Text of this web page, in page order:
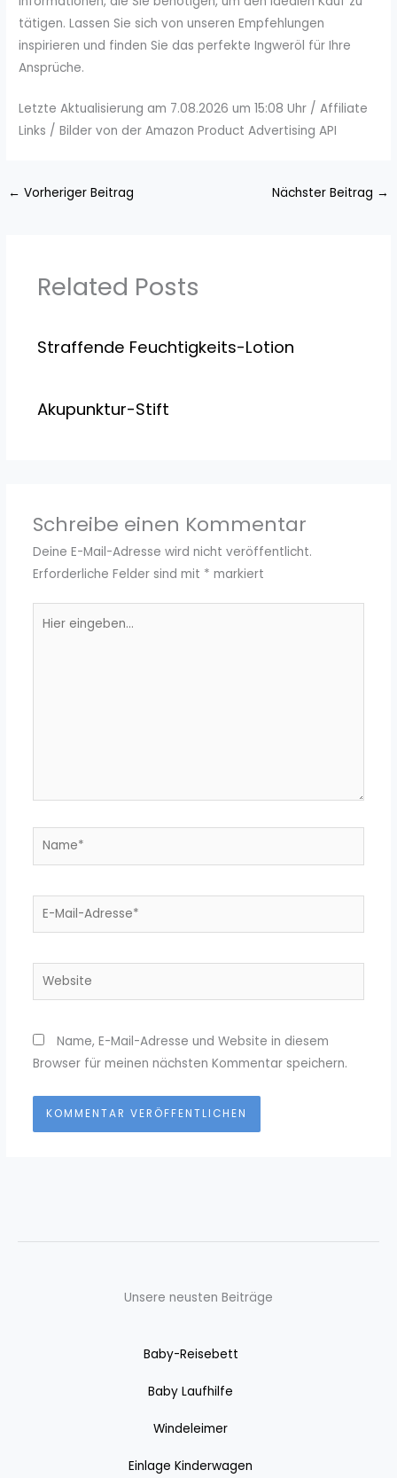
tätigen. Lassen Sie sich von unseren Empfehlungen
inspirieren und finden Sie das perfekte Ingweröl für Ihre
Ansprüche.
Letzte Aktualisierung am 7.08.2026 um 15:08 Uhr / Affiliate
Links / Bilder von der Amazon Product Advertising API
← Vorheriger Beitrag Nächster Beitrag →
Related Posts
Straffende Feuchtigkeits-Lotion
Akupunktur-Stift
Schreibe einen Kommentar
Deine E-Mail-Adresse wird nicht veröffentlicht.
Erforderliche Felder sind mit * markiert
eingeben…
Name*
E-
Website
Name, E-Mail-Adresse und Website in diesem
Browser für meinen nächsten Kommentar speichern.
Unsere neusten Beiträge
Baby-Reisebett
Baby Laufhilfe
Windeleimer
Einlage Kinderwagen